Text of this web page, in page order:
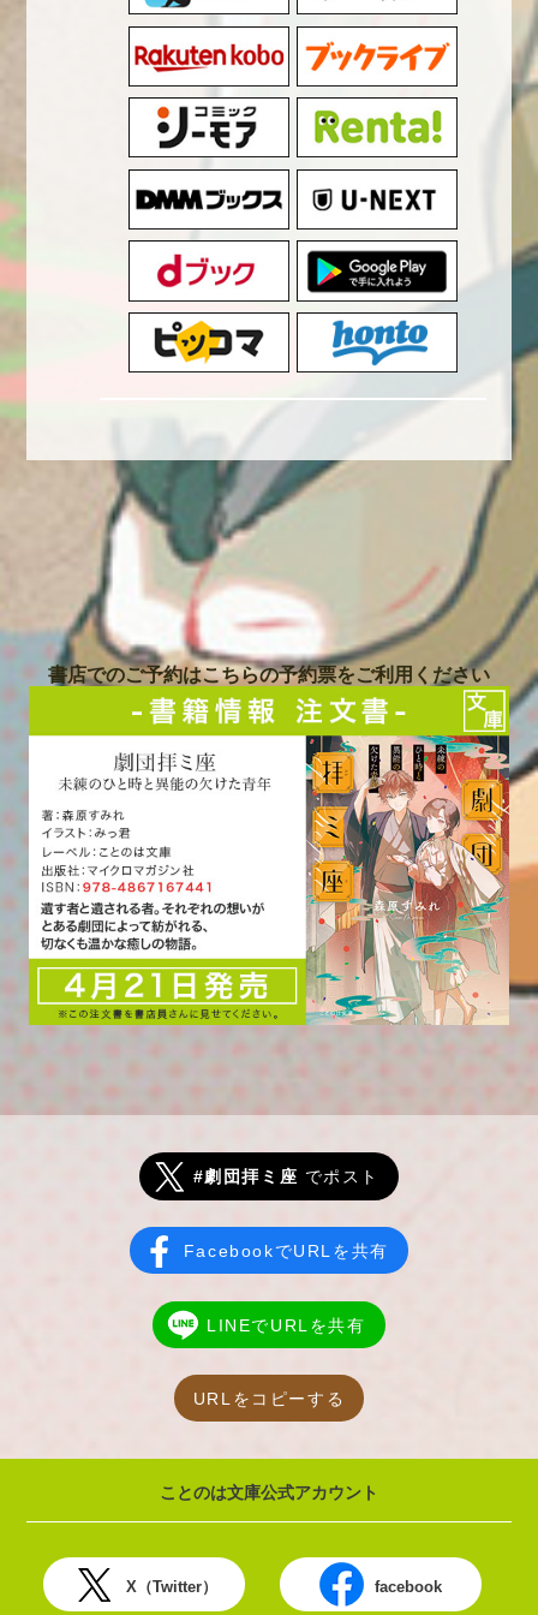
書店でのご予約はこちらの予約票をご利用ください
#劇団拝ミ座 でポスト
FacebookでURLを共有
LINEでURLを共有
URLをコピーする
ことのは文庫公式アカウント
X（Twitter） facebook